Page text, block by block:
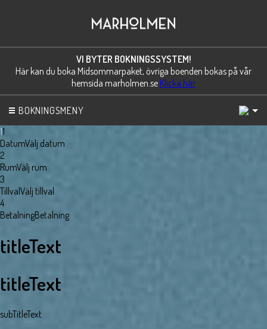
VI BYTER BOKNINGSSYSTEM!
Här kan du boka Midsommarpaket, övriga boenden bokas på vår
hemsida marholmen.se Klicka här
BOKNINGSMENY
11
DatumVälj datum
2
RumVälj rum
3
Tillval Välj tillval
4
BetalningBetalning
titleText
titleText
subTitleText